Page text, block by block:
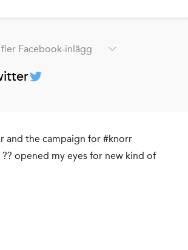
fler Facebook-inlägg
and the campaign for #knorr
opened my eyes for new kind of